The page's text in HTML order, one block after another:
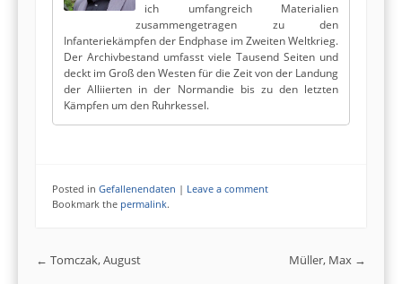
ich umfangreich Materialien
zusammengetragen zu den
Infanteriekämpfen der Endphase im Zweiten Weltkrieg.
Der Archivbestand umfasst viele Tausend Seiten und
deckt im Groß den Westen für die Zeit von der Landung
der Alliierten in der Normandie bis zu den letzten
Kämpfen um den Ruhrkessel.
Posted in Gefallenendaten | Leave a comment
Bookmark the permalink.
Post navigation
← Tomczak, August Müller, Max →